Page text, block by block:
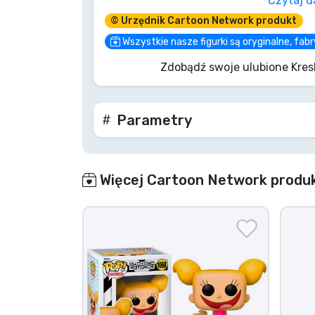
jej charakterystycznym fioletowym
urokiem, jest to pozycja obowiązkowa
Nie bądź kurczakiem, dodaj tę
© Urzędnik Cartoon Network produkt
Wszystkie nasze figurki są oryginalne,
Zdobądź swoje ulubione
Parametry
Więcej Cartoon Network